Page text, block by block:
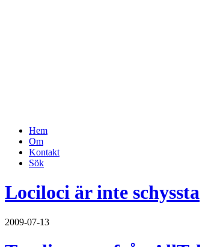
Hem
Om
Kontakt
Sök
Lociloci är inte schyssta
2009-07-13